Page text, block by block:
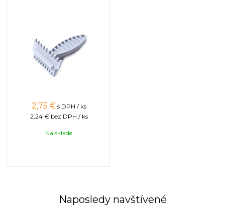
2,75 € s DPH / ks
2,24 € bez DPH / ks
Na sklade
Naposledy navštívené